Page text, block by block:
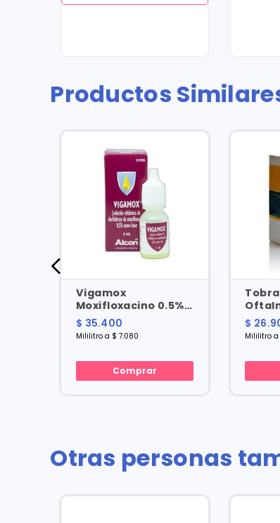
Productos
Vigamox
Moxifloxacino 0.5%
Oftalmico X 5 Ml
$ 35.400
Mililitro a $ 7.080
Comprar
$
Mililitro a
Otras personas